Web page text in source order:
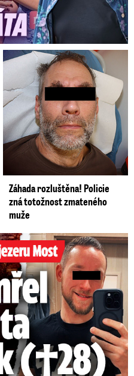
Záhada rozluštěna! Policie
zná totožnost zmateného
muže
táta Dominik (†28)